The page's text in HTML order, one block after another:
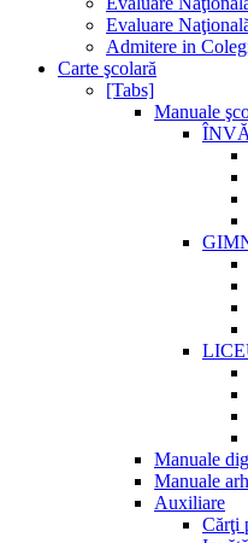
Evaluare
Admitere in
Carte şcolară
[Tabs]
Manuale
Manuale
Manuale
Auxiliare
Cărţi